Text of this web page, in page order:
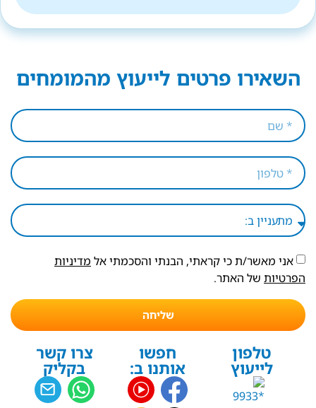
השאירו פרטים לייעוץ מהמומחים
אני מאשר/ת כי קראתי, הבנתי והסכמתי אל מדיניות
הפרטיות של האתר.
שליחה
טלפון
לייעוץ
חפשו
אותנו ב:
צרו קשר
בקליק